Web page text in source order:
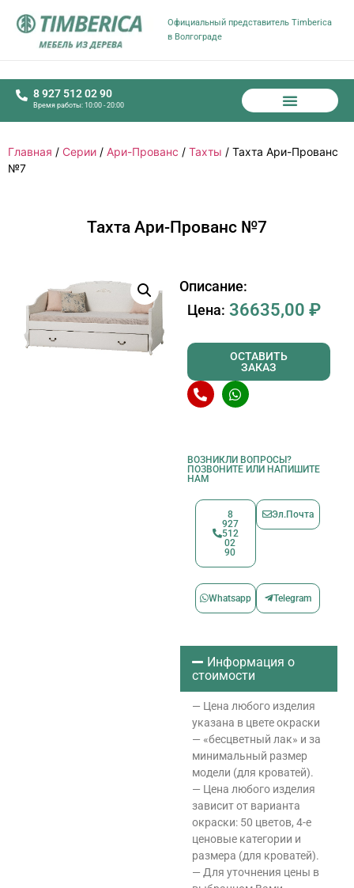
Официальный представитель Timberica
в Волгограде
8 927 512 02 90
Время работы: 10:00 - 20:00
Главная / Серии / Ари-Прованс / Тахты / Тахта Ари-Прованс
№7
Тахта Ари-Прованс №7
Описание:
Цена: 36635,00 ₽
ОСТАВИТЬ
ЗАКАЗ
ВОЗНИКЛИ ВОПРОСЫ?
ПОЗВОНИТЕ ИЛИ НАПИШИТЕ
НАМ
8
927
512
02
90
Эл.Почта
Whatsapp Telegram
Информация о
стоимости
— Цена любого изделия
указана в цвете окраски
— «бесцветный лак» и за
минимальный размер
модели (для кроватей).
— Цена любого изделия
зависит от варианта
окраски: 50 цветов, 4-е
ценовые категории и
размера (для кроватей).
— Для уточнения цены в